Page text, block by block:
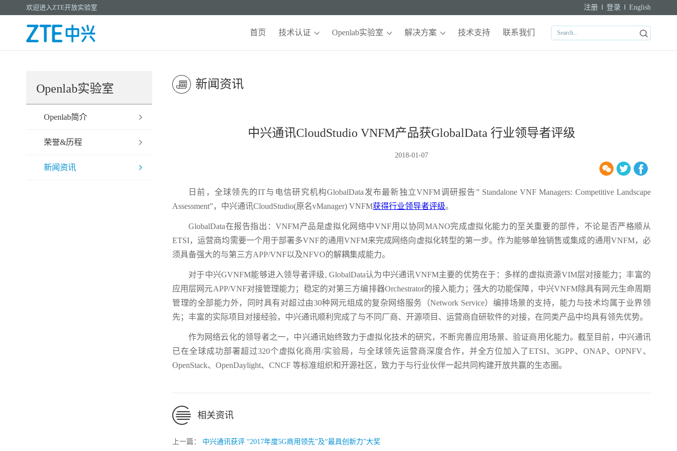
欢迎进入ZTE开放实验室 注册 登录 English
首页 技术认证 Openlab实验室 解决方案 技术支持 联系我们
Openlab实验室
Openlab简介
荣誉&历程
新闻资讯
新闻资讯
中兴通讯CloudStudio VNFM产品获GlobalData 行业领导者评级
2018-01-07
日前，全球领先的IT与电信研究机构GlobalData发布最新独立VNFM调研报告” Standalone VNF Managers: Competitive Landscape
Assessment”，中兴通讯CloudStudio(原名vManager) VNFM获得行业领导者评级。
GlobalData在报告指出：VNFM产品是虚拟化网络中VNF用以协同MANO完成虚拟化能力的至关重要的部件，不论是否严格顺从
ETSI，运营商均需要一个用于部署多VNF的通用VNFM来完成网络向虚拟化转型的第一步。作为能够单独销售或集成的通用VNFM，必
须具备强大的与第三方APP/VNF以及NFVO的解耦集成能力。
对于中兴GVNFM能够进入领导者评级, GlobalData认为中兴通讯VNFM主要的优势在于：多样的虚拟资源VIM层对接能力；丰富的
应用层网元APP/VNF对接管理能力；稳定的对第三方编排器Orchestrator的接入能力；强大的功能保障，中兴VNFM除具有网元生命周期
管理的全部能力外，同时具有对超过由30种网元组成的复杂网络服务（Network Service）编排场景的支持，能力与技术均属于业界领
先；丰富的实际项目对接经验，中兴通讯顺利完成了与不同厂商、开源项目、运营商自研软件的对接，在同类产品中均具有领先优势。
作为网络云化的领导者之一，中兴通讯始终致力于虚拟化技术的研究，不断完善应用场景、验证商用化能力。截至目前，中兴通讯
已在全球成功部署超过320个虚拟化商用/实验局，与全球领先运营商深度合作，并全方位加入了ETSI、3GPP、ONAP、OPNFV、
OpenStack、OpenDaylight、CNCF 等标准组织和开源社区，致力于与行业伙伴一起共同构建开放共赢的生态圈。
相关资讯
上一篇： 中兴通讯获评 “2017年度5G商用领先”及“最具创新力”大奖